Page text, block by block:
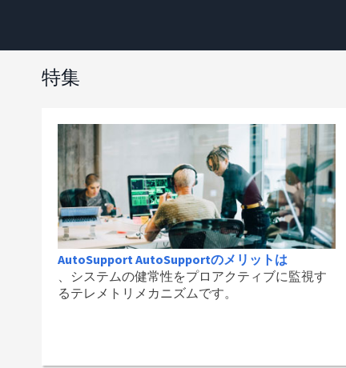
特集
AutoSupport AutoSupportのメリットは
、システムの健常性をプロアクティブに監視す
るテレメトリメカニズムです。